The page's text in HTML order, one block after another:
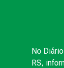
No
RS,